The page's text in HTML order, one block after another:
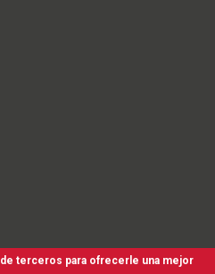
de cookies Términos de Uso
terceros para ofrecerle una mejor